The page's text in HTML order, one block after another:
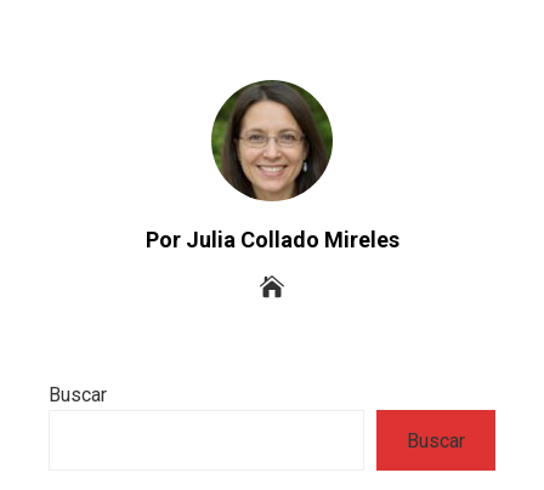
Por Julia Collado Mireles
Buscar
Buscar